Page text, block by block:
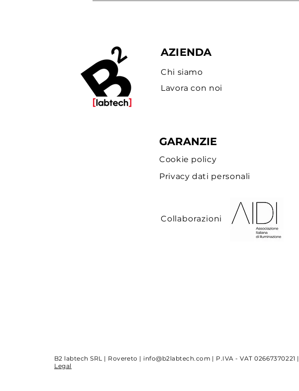
AZIENDA
Chi siamo
Lavora con noi
GARANZIE
Cookie policy
Privacy dati personali
Collaborazioni
B2 labtech SRL | Rovereto | info@b2labtech.com | P.IVA - VAT02667370221 |
Legal